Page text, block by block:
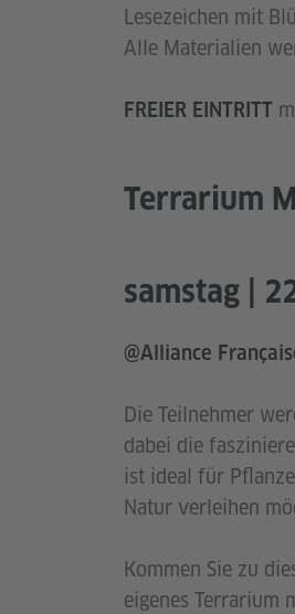
Lesezeichen mit
Alle Materialien
FREIER EINTRITT
Terrarium
samstag |
@Alliance
Die Teilnehmer
dabei die
ist ideal für
Natur verleihen
Kommen Sie zu
eigenes Terrarium